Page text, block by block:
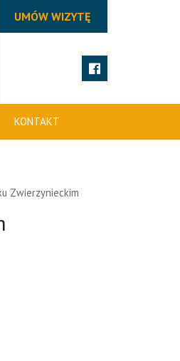
UMÓW WIZYTĘ
KONTAKT
Zwierzynieckim